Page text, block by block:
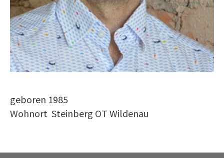
geboren 1985
Wohnort Steinberg OT Wildenau